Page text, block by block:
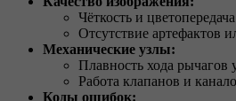
Чёткость и
Отсутствие артефактов
Механические узлы:
Плавность хода рычагов
Работа клапанов и
Коды ошибок: